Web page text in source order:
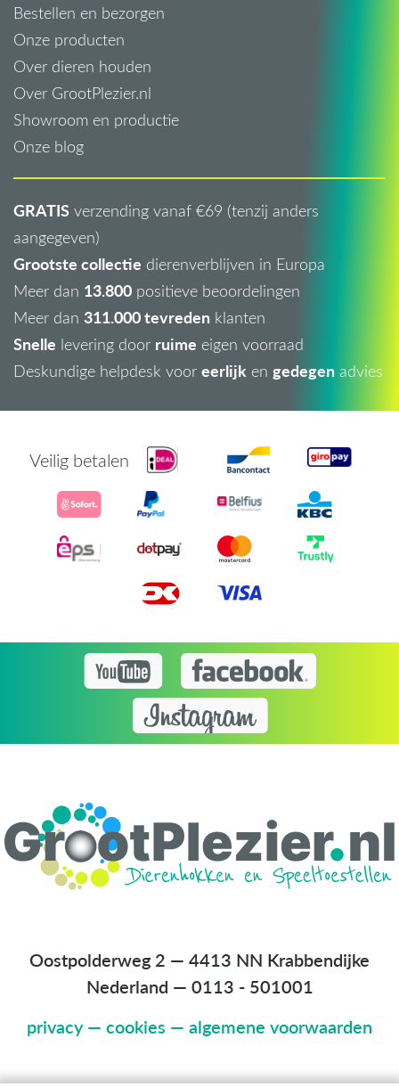
Bestellen en bezorgen
Onze producten
Over dieren houden
Over GrootPlezier.nl
Showroom en productie
Onze blog
GRATIS verzending vanaf €69 (tenzij anders
aangegeven)
Grootste collectie dierenverblijven in Europa
Meer dan 13.800 positieve beoordelingen
Meer dan 311.000 tevreden klanten
Snelle levering door ruime eigen voorraad
Deskundige helpdesk voor eerlijk en gedegen advies
Veilig betalen
Oostpolderweg 2 — 4413 NN Krabbendijke
Nederland — 0113 - 501001
privacy— cookies — algemene voorwaarden